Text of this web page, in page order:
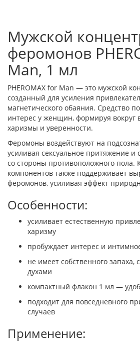
Мужской
феромонов
Man, 1 мл
PHEROMAX for Man — это мужской
созданный для усиления
магнетического обаяния. Средство
интерес у женщин, формируя вокруг
харизмы и уверенности.
Феромоны воздействуют на
усиливая сексуальное притяжение и
со стороны противоположного пола.
компонентов также поддерживает
феромонов, усиливая эффект
Особенности:
усиливает естественную
харизму
пробуждает интерес и
не имеет собственного
духами
компактный флакон 1 мл —
подходит для повседневного
случаев
Применение: